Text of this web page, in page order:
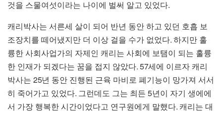
것을 스물여섯이라는 나이에 벌써 알고 있었다.
캐리박사는 서른세 살이 되어 반년 동안 하고 있던 호흡 보
조장치를 떼어냈지만 더 이상 걸을 수가 없었다.하지만 훌
륭한 사회사업가의 자제인 캐리는 사회에 보탬이 되는 훌륭
한 인재가 되겠다는 꿈을 접지 않았다. 57세에 이르자 캐리
박사는 25년 동안 진행된 근육 마비로 폐기능이 망가져 서서
히 죽어가고 있었다. 그런데도 그는 최든5년이 자기 생에에
서 가장 행복한 시간이었다고 연구원에게 말했다. 캐리는 대